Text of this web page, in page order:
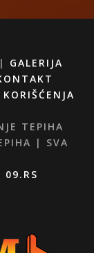
| GALERIJA
TEPIHA
| SVA
09.RS